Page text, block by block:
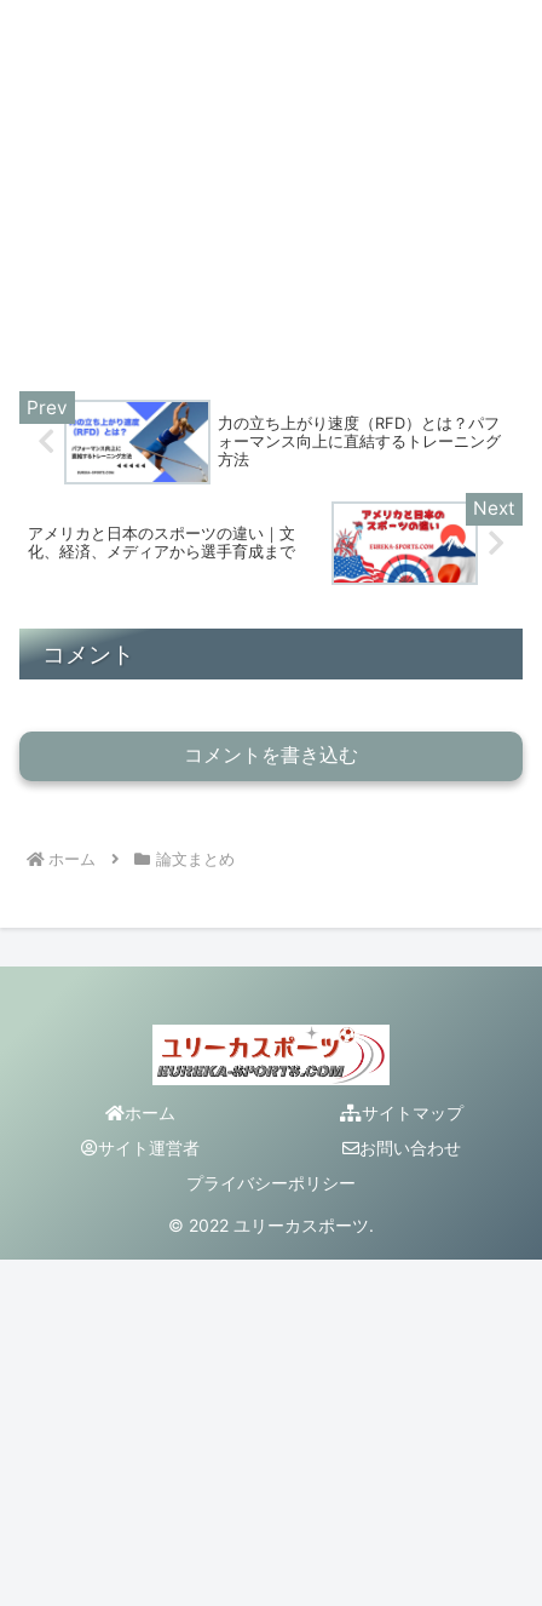
力の立ち上がり速度（RFD）とは？パフ
ォーマンス向上に直結するトレーニング
方法
アメリカと日本のスポーツの違い｜文
化、経済、メディアから選手育成まで
コメント
コメントを書き込む
ホーム 論文まとめ
ホーム
サイトマップ
サイト運営者
お問い合わせ
プライバシーポリシー
© 2022 ユリーカスポーツ.